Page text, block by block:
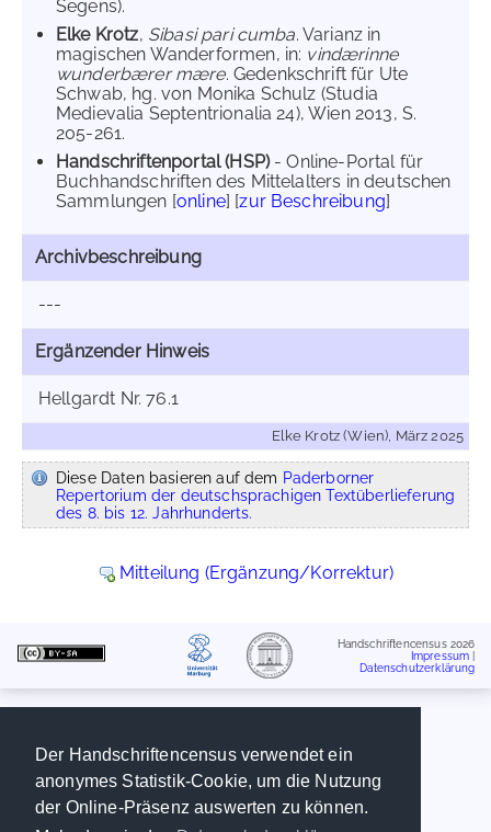
Der Handschriftencensus verwendet ein
anonymes Statistik-Cookie, um die Nutzung
der Online-Präsenz auswerten zu können.
Segens).
Elke Krotz, Sibasi pari cumba. Varianz in
magischen Wanderformen, in: vindærinne
wunderbærer mære. Gedenkschrift für Ute
Schwab, hg. von Monika Schulz (Studia
Medievalia Septentrionalia 24), Wien 2013, S.
205-261.
Handschriftenportal (HSP)- Online-Portal für
Buchhandschriften des Mittelalters in deutschen
Sammlungen [online] [zur Beschreibung]
Archivbeschreibung
---
Ergänzender Hinweis
Hellgardt Nr. 76.1
Elke Krotz (Wien), März 2025
Diese Daten basieren auf dem Paderborner
Repertorium der deutschsprachigen Textüberlieferung
des 8. bis 12. Jahrhunderts.
Mitteilung (Ergänzung/Korrektur)
Handschriftencensus 2026
Impressum
Datenschutzerklärung